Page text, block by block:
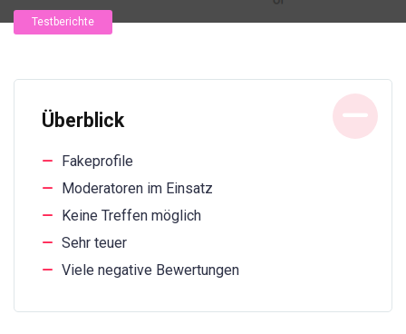
Testberichte
Überblick
Fakeprofile
Moderatoren im Einsatz
Keine Treffen möglich
Sehr teuer
Viele negative Bewertungen